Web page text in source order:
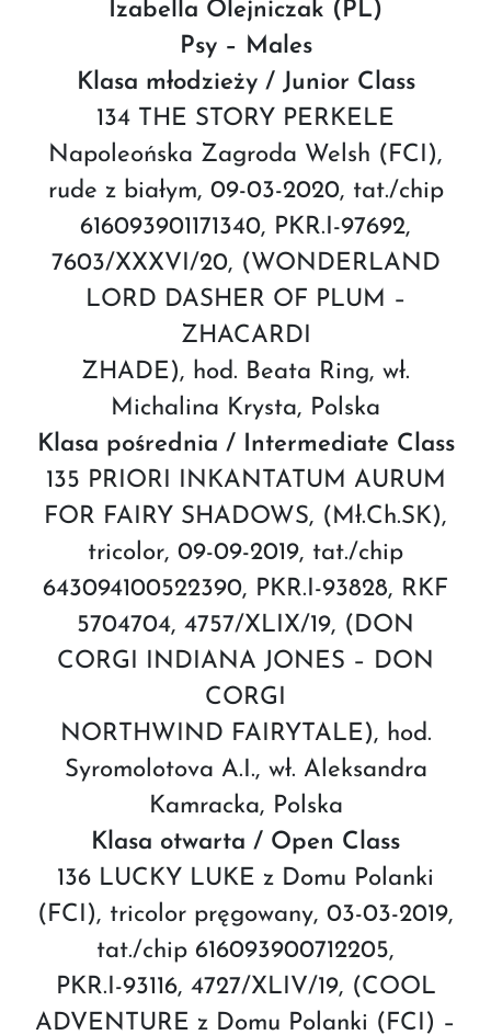
Izabella Olejniczak (PL)
Psy – Males
Klasa młodzieży / Junior Class
134 THE STORY PERKELE
Napoleońska Zagroda Welsh (FCI),
rude z białym, 09-03-2020, tat./chip
616093901171340, PKR.I-97692,
7603/XXXVI/20, (WONDERLAND
LORD DASHER OF PLUM –
ZHACARDI
ZHADE), hod. Beata Ring, wł.
Michalina Krysta, Polska
Klasa pośrednia / Intermediate Class
135 PRIORI INKANTATUM AURUM
FOR FAIRY SHADOWS, (Mł.Ch.SK),
tricolor, 09-09-2019, tat./chip
643094100522390, PKR.I-93828, RKF
5704704, 4757/XLIX/19, (DON
CORGI INDIANA JONES – DON
CORGI
NORTHWIND FAIRYTALE), hod.
Syromolotova A.I., wł. Aleksandra
Kamracka, Polska
Klasa otwarta / Open Class
136 LUCKY LUKE z Domu Polanki
(FCI), tricolor pręgowany, 03-03-2019,
tat./chip 616093900712205,
PKR.I-93116, 4727/XLIV/19, (COOL
ADVENTURE z Domu Polanki (FCI) –